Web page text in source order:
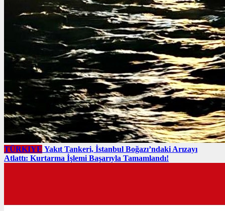
TÜRKIYE Yakıt Tankeri, İstanbul Boğazı’ndaki Arızayı
Atlattı: Kurtarma İşlemi Başarıyla Tamamlandı!